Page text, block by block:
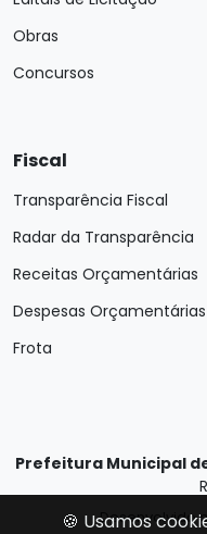
Obras
Concursos
Fiscal
Transparência Fiscal
Radar da Transparência
Receitas Orçamentárias
Despesas Orçamentárias
Frota
Prefeitura Municipal
Desenvolvido
🍪 Usamos